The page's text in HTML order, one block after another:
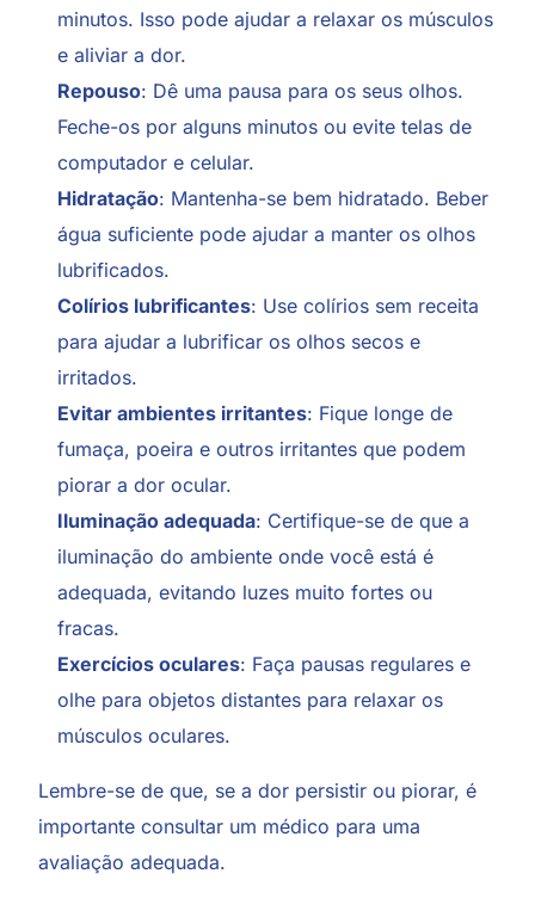
minutos. Isso pode ajudar a relaxar os músculos
e aliviar a dor.
Repouso: Dê uma pausa para os seus olhos.
Feche-os por alguns minutos ou evite telas de
computador e celular.
Hidratação: Mantenha-se bem hidratado. Beber
água suficiente pode ajudar a manter os olhos
lubrificados.
Colírios lubrificantes: Use colírios sem receita
para ajudar a lubrificar os olhos secos e
irritados.
Evitar ambientes irritantes: Fique longe de
fumaça, poeira e outros irritantes que podem
piorar a dor ocular.
Iluminação adequada: Certifique-se de que a
iluminação do ambiente onde você está é
adequada, evitando luzes muito fortes ou
fracas.
Exercícios oculares: Faça pausas regulares e
olhe para objetos distantes para relaxar os
músculos oculares.
Lembre-se de que, se a dor persistir ou piorar, é
importante consultar um médico para uma
avaliação adequada.